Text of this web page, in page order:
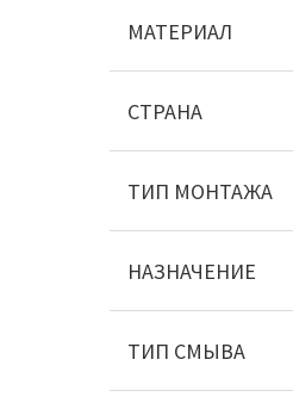
МАТЕРИАЛ
СТРАНА
ТИП МОНТАЖА
НАЗНАЧЕНИЕ
ТИП СМЫВА